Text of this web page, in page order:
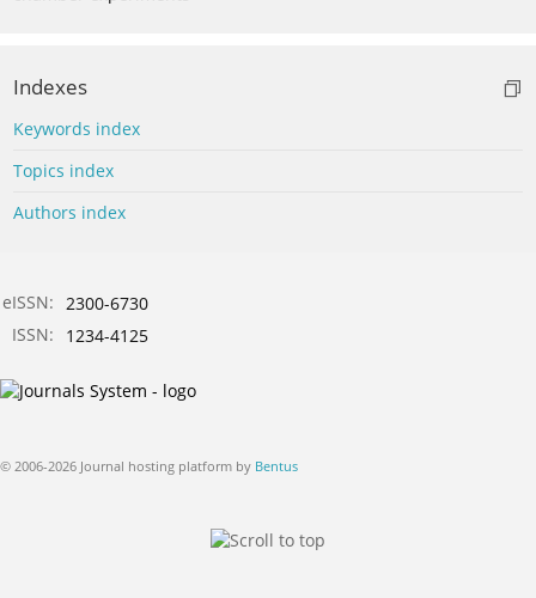
Indexes
Keywords index
Topics index
Authors index
eISSN: 2300-6730
ISSN:
1234-4125
© 2006-2026 Journal hosting platform by Bentus